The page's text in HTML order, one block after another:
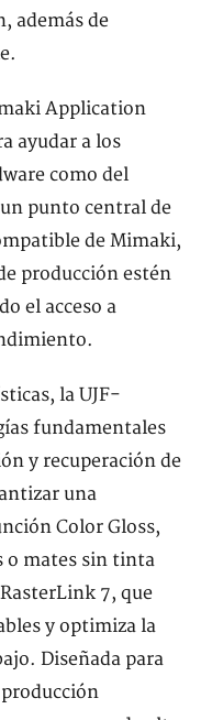
además de
Application
ayudar a los
como del
punto central de
de Mimaki,
producción estén
el acceso a
la UJF-
fundamentales
y recuperación de
una
Color Gloss,
o mates sin tinta
7, que
y optimiza la
Diseñada para